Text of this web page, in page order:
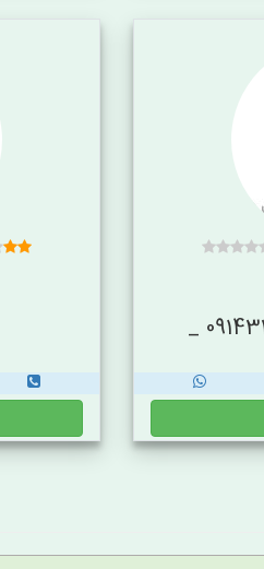
09104101070 _ 09143338362 _